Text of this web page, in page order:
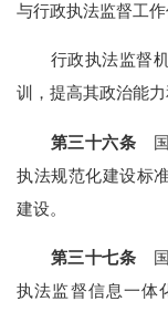
与行政执法监督工
行政执法监督
训，提高其政治能力
第三十六条 国
执法规范化建设标
建设。
第三十七条 国
执法监督信息一体